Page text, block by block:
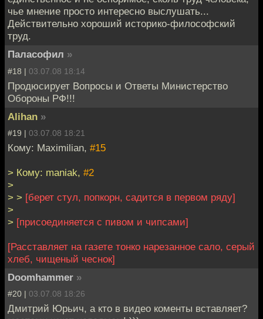
чье мнение просто интересно выслушать...
Действительно хороший историко-философский
труд.
Паласофил »
#18 | 03.07.08 18:14
Продюсирует Вопросы и Ответы Министерство
Обороны РФ!!!
Alihan »
#19 | 03.07.08 18:21
Кому: Maximilian, #15
> Кому: maniak, #2
>
> > [берет стул, попкорн, садится в первом ряду]
>
> [присоединяется с пивом и чипсами]
[Расставляет на газете тонко нарезанное сало, серый
хлеб, чищеный чеснок]
Doomhammer »
#20 | 03.07.08 18:26
Дмитрий Юрьич, а кто в видео коменты вставляет?